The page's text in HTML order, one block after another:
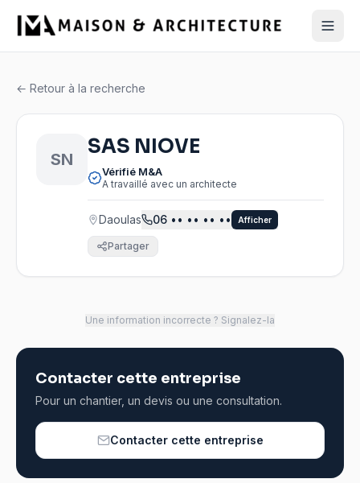
← Retour à la recherche
SN
SAS NIOVE
Vérifié M&A
A travaillé avec un architecte
Daoulas 06 •• •• •• •• Afficher
Partager
Une information incorrecte ? Signalez-la
Contacter cette entreprise
Pour un chantier, un devis ou une consultation.
Contacter cette entreprise